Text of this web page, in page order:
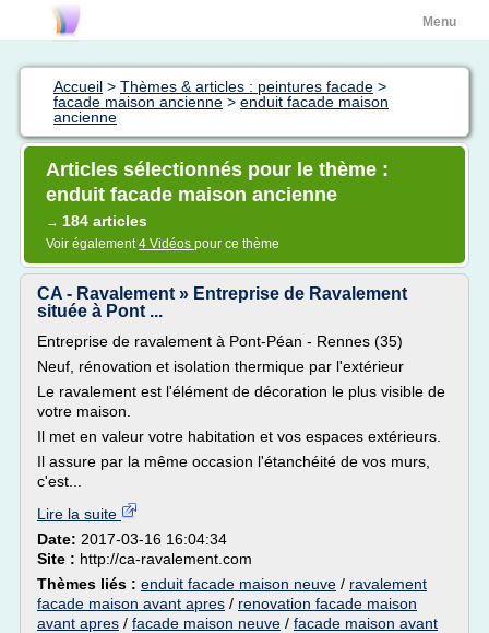
Menu
Accueil > Thèmes & articles : peintures facade >
facade maison ancienne > enduit facade maison
ancienne
Articles sélectionnés pour le thème :
enduit facade maison ancienne
→ 184 articles
Voir également4 Vidéos pour ce thème
CA - Ravalement » Entreprise de Ravalement
située à Pont ...
Entreprise de ravalement à Pont-Péan - Rennes (35)
Neuf, rénovation et isolation thermique par l'extérieur
Le ravalement est l'élément de décoration le plus visible de
votre maison.
Il met en valeur votre habitation et vos espaces extérieurs.
Il assure par la même occasion l'étanchéité de vos murs,
c'est...
Lire la suite
Date: 2017-03-16 16:04:34
Site : http://ca-ravalement.com
Thèmes liés : enduit facade maison neuve / ravalement
facade maison avant apres / renovation facade maison
avant apres / facade maison neuve / facade maison avant